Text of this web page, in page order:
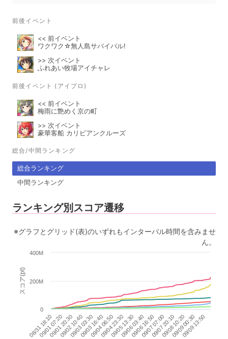
前後イベント
<< 前イベント
ワクワク☆無人島サバイバル!
>> 次イベント
ふれあい牧場アイチャレ
前後イベント (アイプロ)
<< 前イベント
梅雨に艶めく京の町
>> 次イベント
豪華客船 カリビアンクルーズ
総合/中間ランキング
総合ランキング
中間ランキング
ランキング別スコア遷移
※グラフとグリッド(表)のいずれもインターバル時間を含みませ
ん。
スコア(pt)
08/31 18:10
09/01 07:20
09/01 20:30
09/02 10:40
09/03 03:30
09/03 16:40
09/04 06:50
09/04 23:30
09/05 13:30
09/06 03:40
09/06 16:50
09/07 07:00
09/07 20:10
09/08 10:20
09/09 00:30
09/09 13:50
0
200M
400M